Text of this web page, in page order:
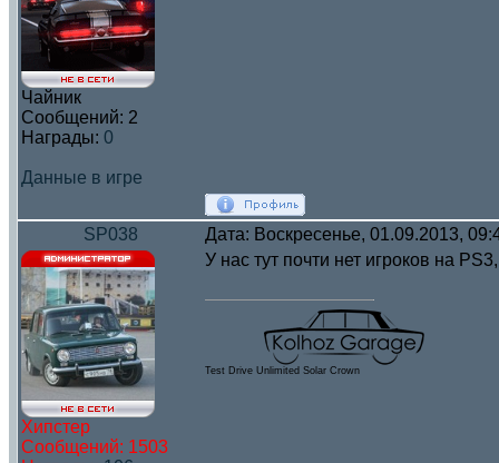
Чайник
Сообщений: 2
Награды: 0
Данные в игре
SP038 Дата: Воскресенье, 01.09.2013,
Хипстер
Сообщений: 1503
У нас тут почти нет игроков на
Test Drive Unlimited Solar Crown